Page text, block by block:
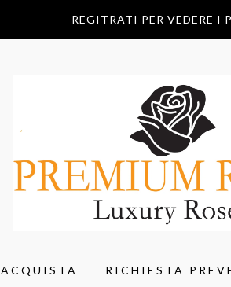
REGITRATI PER VEDERE I
ACQUISTA RICHIESTA